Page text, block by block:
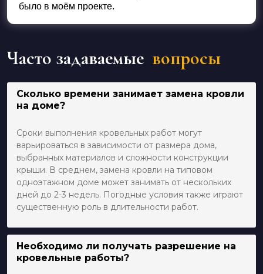
было в моём проекте.
Часто задаваемые вопросы
Сколько времени занимает замена кровли
на доме?
Сроки выполнения кровельных работ могут
варьироваться в зависимости от размера дома,
выбранных материалов и сложности конструкции
крыши. В среднем, замена кровли на типовом
одноэтажном доме может занимать от нескольких
дней до 2-3 недель. Погодные условия также играют
существенную роль в длительности работ.
Необходимо ли получать разрешение на
кровельные работы?